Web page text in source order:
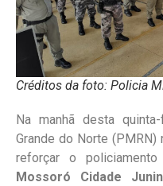
Créditos da foto: Policia
Na manhã desta
Grande do Norte
reforçar o
Mossoró Cidade